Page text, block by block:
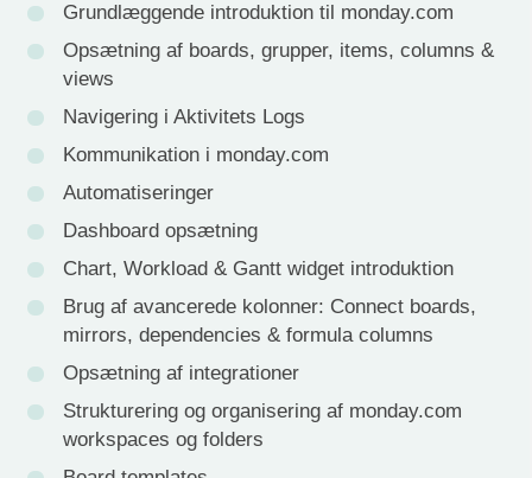
Grundlæggende introduktion til monday.com
Opsætning af boards, grupper, items, columns &
views
Navigering i Aktivitets Logs
Kommunikation i monday.com
Automatiseringer
Dashboard opsætning
Chart, Workload & Gantt widget introduktion
Brug af avancerede kolonner: Connect boards,
mirrors, dependencies & formula columns
Opsætning af integrationer
Strukturering og organisering af monday.com
workspaces og folders